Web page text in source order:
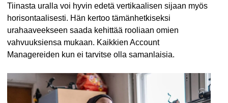
Tiinasta uralla voi hyvin edetä vertikaalisen sijaan myös
horisontaalisesti. Hän kertoo tämänhetkiseksi
urahaaveekseen saada kehittää rooliaan omien
vahvuuksiensa mukaan. Kaikkien Account
Managereiden kun ei tarvitse olla samanlaisia.